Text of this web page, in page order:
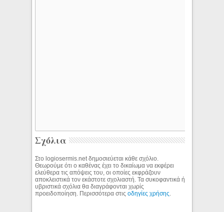
Σχόλια
Στο logiosermis.net δημοσιεύεται κάθε σχόλιο.
Θεωρούμε ότι ο καθένας έχει το δικαίωμα να εκφέρει
ελεύθερα τις απόψεις του, οι οποίες εκφράζουν
αποκλειστικά τον εκάστοτε σχολιαστή. Τα συκοφαντικά ή
υβριστικά σχόλια θα διαγράφονται χωρίς
προειδοποίηση. Περισσότερα στιςοδηγίες χρήσης